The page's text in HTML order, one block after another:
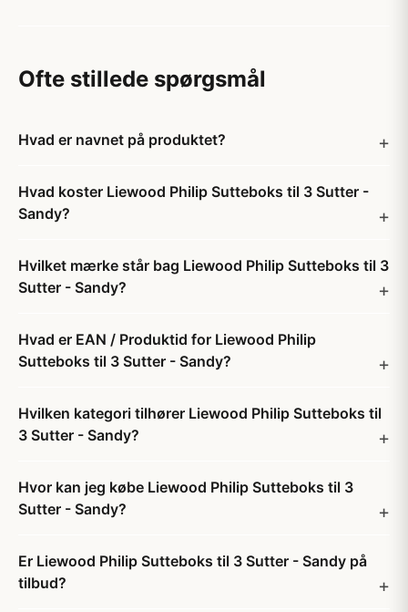
Ofte stillede spørgsmål
Hvad er navnet på produktet?
Hvad koster Liewood Philip Sutteboks til 3 Sutter -
Sandy?
Hvilket mærke står bag Liewood Philip Sutteboks til 3
Sutter - Sandy?
Hvad er EAN / Produktid for Liewood Philip
Sutteboks til 3 Sutter - Sandy?
Hvilken kategori tilhører Liewood Philip Sutteboks til
3 Sutter - Sandy?
Hvor kan jeg købe Liewood Philip Sutteboks til 3
Sutter - Sandy?
Er Liewood Philip Sutteboks til 3 Sutter - Sandy på
tilbud?